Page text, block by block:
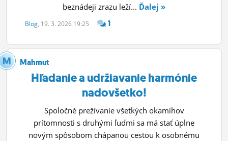
beznádeji zrazu leží... Ďalej »
Blog, 19. 3. 2026 19:25 1
Mahmut
Hľadanie a udržiavanie harmónie
nadovšetko!
Spoločné prežívanie všetkých okamihov
prítomnosti s druhými ľuďmi sa má stať úplne
novým spôsobom chápanou cestou k osobnému